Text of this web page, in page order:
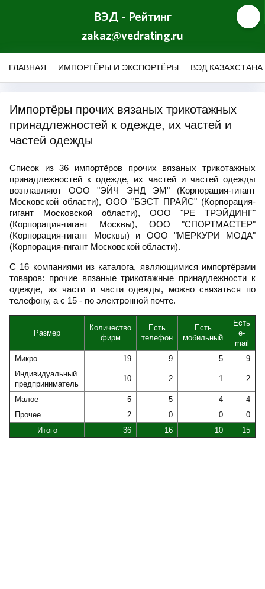
ВЭД - Рейтинг
zakaz@vedrating.ru
ГЛАВНАЯ ИМПОРТЁРЫ И ЭКСПОРТЁРЫ ВЭД КАЗАХСТАНА
Импортёры прочих вязаных трикотажных
принадлежностей к одежде, их частей и
частей одежды
Список из 36 импортёров прочих вязаных трикотажных
принадлежностей к одежде, их частей и частей одежды
возглавляют ООО "ЭЙЧ ЭНД ЭМ" (Корпорация-гигант
Московской области), ООО "БЭСТ ПРАЙС" (Корпорация-
гигант Московской области), ООО "РЕ ТРЭЙДИНГ"
(Корпорация-гигант Москвы), ООО "СПОРТМАСТЕР"
(Корпорация-гигант Москвы) и ООО "МЕРКУРИ МОДА"
(Корпорация-гигант Московской области).
С 16 компаниями из каталога, являющимися импортёрами
товаров: прочие вязаные трикотажные принадлежности к
одежде, их части и части одежды, можно связаться по
телефону, а с 15 - по электронной почте.
Размер
Количество
фирм
Есть
телефон
Есть
мобильный
Есть
e-
mail
Микро
19 9 5
9
Индивидуальный
предприниматель
10 2 1 2
Малое 5 5 4
4
Прочее
2 0 0
0
Итого
36 16 10 15